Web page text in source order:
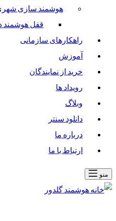
هوشمند سازی
قفل هوشمند
راهکارهای سازمانی
آموزش
خرید از نمایندگان
رویداد ها
وبلاگ
دانلود سنتر
درباره ما
ارتباط با ما
منو